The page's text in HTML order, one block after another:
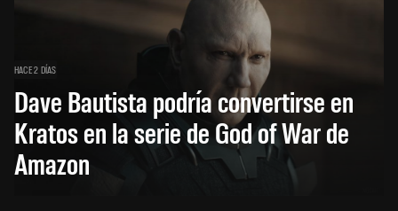
HACE 2 DÍAS
Dave Bautista podría convertirse en
Kratos en la serie de God of War de
Amazon